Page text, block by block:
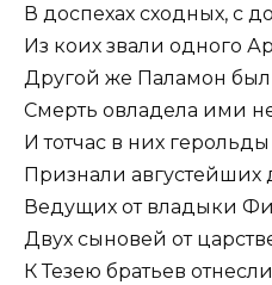
В доспехах сходных, с
Из коих звали одного
Другой же Паламон
Смерть овладела ими
И тотчас в них
Признали августейших
Ведущих от владыки
Двух сыновей от
К Тезею братьев